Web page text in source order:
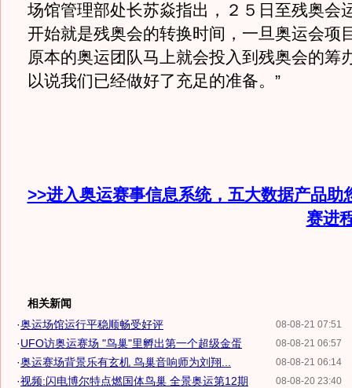
场馆管理部处长苏焱指出，２５日至残奥会
开始就是残奥会的转换时间，一旦奥运会项
原本的奥运团队马上就会投入到残奥会的筹
以说我们已经做好了充足的准备。”
>>进入奥运赛事信息系统，五大数据产品助
赛进
相关新闻
08-08-21 07:51
·奥运场馆运行平稳顺畅受好评
08-08-21 06:57
·UFO访奥运赛场 "鸟巢"里孵出第一个超级金蛋
08-08-21 06:14
·奥运赛场背景乐有玄机 鸟巢音响师为刘翔...
08-08-20 23:40
·视频:闪电博尔特点燃国体鸟巢 全景奥运第12期